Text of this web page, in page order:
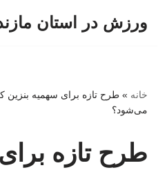
ورزش در استان
خانه » طرح تازه برای سهمیه
می‌شود؟
طرح تازه